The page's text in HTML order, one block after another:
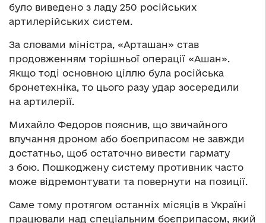
було виведено з ладу 250 російських
артилерійських систем.
За словами міністра, «Арташан» став
продовженням торішньої операції «Ашан».
Якщо тоді основною ціллю була російська
бронетехніка, то цього разу удар зосередили
на артилерії.
Михайло Федоров пояснив, що звичайного
влучання дроном або боєприпасом не завжди
достатньо, щоб остаточно вивести гармату
з бою. Пошкоджену систему противник часто
може відремонтувати та повернути на позиції.
Саме тому протягом останніх місяців в Україні
працювали над спеціальним боєприпасом, який